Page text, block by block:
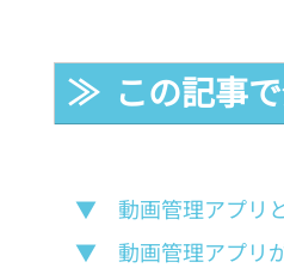
≫  この記事
▼　動画管理アプリ
▼　動画管理アプリ